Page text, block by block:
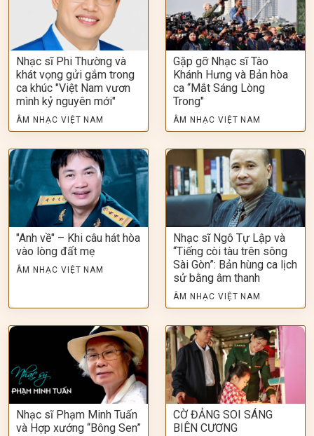
Nhạc sĩ Phi Thường và
khát vọng gửi gắm trong
ca khúc "Việt Nam vươn
mình kỷ nguyên mới"
ÂM NHẠC VIỆT NAM
Gặp gỡ Nhạc sĩ Tào
Khánh Hưng và Bản hòa
ca “Mắt Sáng Lòng
Trong"
ÂM NHẠC VIỆT NAM
"Anh về" – Khi câu hát hòa
vào lòng đất mẹ
ÂM NHẠC VIỆT NAM
Nhạc sĩ Ngô Tự Lập và
“Tiếng còi tàu trên sông
Sài Gòn”: Bản hùng ca lịch
sử bằng âm thanh
ÂM NHẠC VIỆT NAM
Nhạc sĩ Phạm Minh Tuấn
và Hợp xướng “Bông Sen”
CỜ ĐẢNG SOI SÁNG
BIÊN CƯƠNG